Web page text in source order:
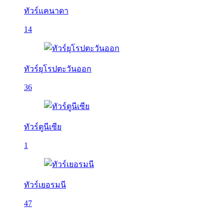
ทัวร์แคนาดา
14
ทัวร์ยุโรปตะวันออก
36
ทัวร์ตูนีเซีย
1
ทัวร์เยอรมนี
47